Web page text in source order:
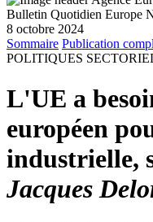
Bulletin Quotidien Europe
8 octobre 2024
Sommaire Publication
POLITIQUES
L'UE a
européen
industrielle,
Jacques